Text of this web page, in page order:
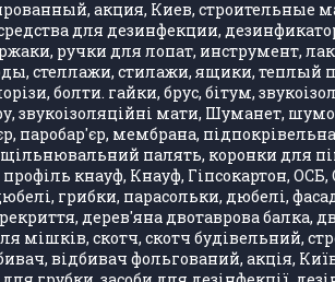
акция, Киев, строительные
для дезинфекции,
ручки для лопат, инструмент,
стеллажи, стилажи, ящики, теплый
болти. гайки, брус, бітум,
звукоізоляційні мати, Шуманет,
паробар'єр, мембрана,
палять, коронки для
кнауф, Кнауф, Гіпсокартон,
грибки, парасольки, дюбелі,
дерев'яна двотаврова балка,
мішків, скотч, скотч будівельний,
відбивач фольгований, акція,